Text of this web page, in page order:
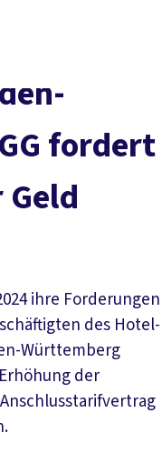
Mitmachen
fordert
ihre Forderungen
des Hotel-
Württemberg
der